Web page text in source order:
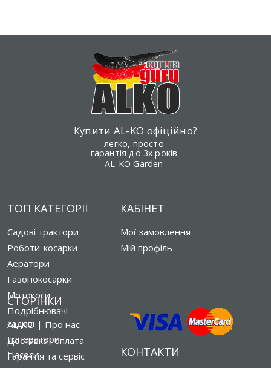
Купити AL-KO офіційно?
легко, просто
гарантія до 3х років
AL-KO Garden
ТОП КАТЕГОРІЇ
Садові трактори
Роботи-косарки
Аератори
Газонокосарки
Мотокоси
Подрібнювачі
садові
Генератори
Насоси
СТОРІНКИ
AL-KO | Про нас
Доставка і оплата
Гарантія та сервіс
КАБІНЕТ
Мої замовлення
Мій профіль
КОНТАКТИ